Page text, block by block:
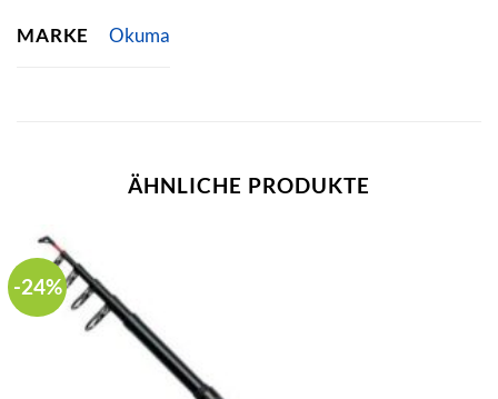
MARKE Okuma
ÄHNLICHE PRODUKTE
-24%